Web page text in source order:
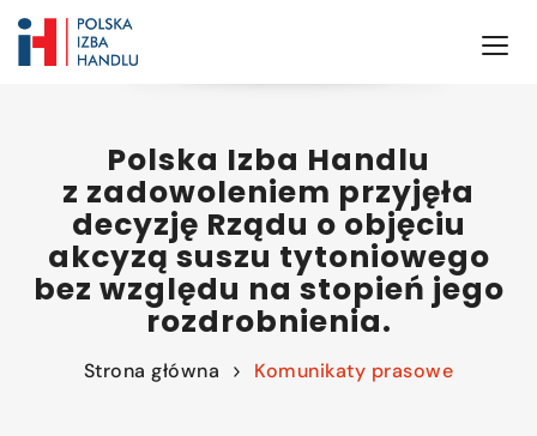
Polska Izba Handlu
z zadowoleniem przyjęła
decyzję Rządu o objęciu
akcyzą suszu tytoniowego
bez względu na stopień jego
rozdrobnienia.
Strona główna Komunikaty prasowe